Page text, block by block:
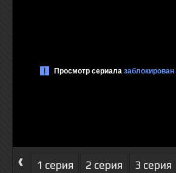
‹ 1 серия 2 серия 3 серия